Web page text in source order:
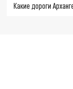
Какие дороги